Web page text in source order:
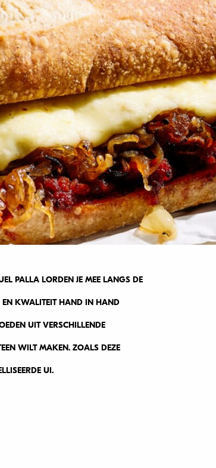
PALLA LORDEN JE MEE LANGS DE
KWALITEIT HAND IN HAND
UIT VERSCHILLENDE
WILT MAKEN. ZOALS DEZE
UI.